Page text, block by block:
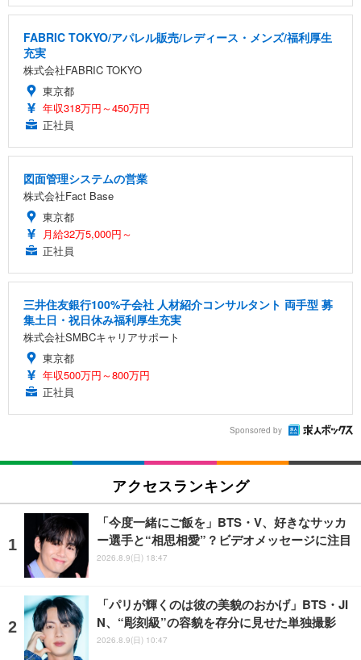
FABRIC TOKYO/アパレル販売/レディース・メンズ/福利厚生
充実
株式会社FABRIC TOKYO
東京都
年収318万円～450万円
正社員
図面管理システムの営業
株式会社Fact Base
東京都
月給32万5,000円～
正社員
三井住友銀行100%子会社 人材紹介コンサルタント 両手型 募
集土日・祝日休み福利厚生充実
株式会社SMBCキャリアサポート
東京都
年収500万円～800万円
正社員
Sponsored by
アクセスランキング
「今度一緒にご飯を」BTS・V、好きなサッカ
ー選手と“相思相愛”？ビデオメッセージに注目
2026.8.9(日) 18:47
「パリが輝くのは彼の美貌のおかげ」BTS・JI
N、“彫刻級”の容貌を存分に見せた単独撮影
2026.8.9(日) 10:47